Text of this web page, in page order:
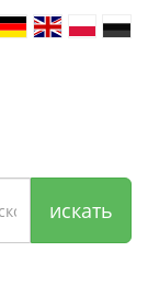
искать